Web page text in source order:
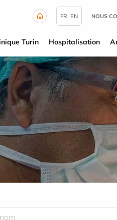
FR EN NOUS
Turin Hospitalisation